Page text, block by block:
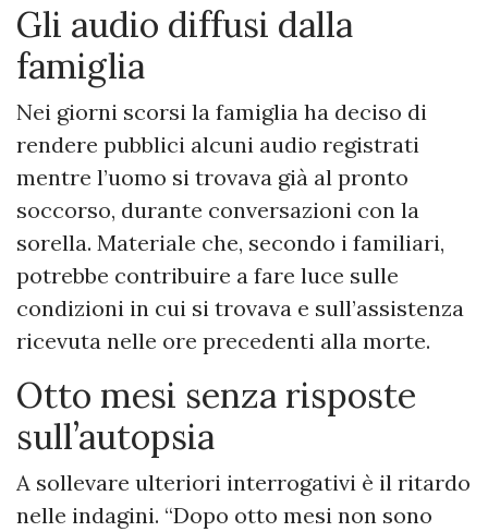
Gli audio diffusi dalla
famiglia
Nei giorni scorsi la famiglia ha deciso di
rendere pubblici alcuni audio registrati
mentre l’uomo si trovava già al pronto
soccorso, durante conversazioni con la
sorella. Materiale che, secondo i familiari,
potrebbe contribuire a fare luce sulle
condizioni in cui si trovava e sull’assistenza
ricevuta nelle ore precedenti alla morte.
Otto mesi senza risposte
sull’autopsia
A sollevare ulteriori interrogativi è il ritardo
nelle indagini. “Dopo otto mesi non sono